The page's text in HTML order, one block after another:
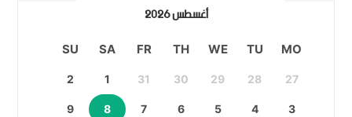
أغسطس 2026
MO
TU
WE
TH
FR
SA
SU
27
28
29
30
31
1
2
3
4
5
6
7
8
9